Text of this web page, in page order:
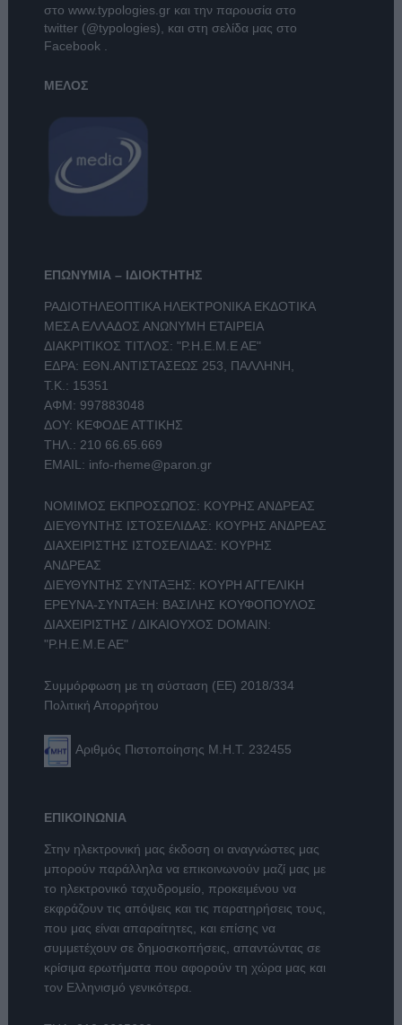
στο www.typologies.grκαι την παρουσία στο
twitter (@typologies) , και στη σελίδα μας στο
Facebook
ΜΕΛΟΣ
ΕΠΩΝΥΜΙΑ – ΙΔΙΟΚΤΗΤΗΣ
ΡΑΔΙΟΤΗΛΕΟΠΤΙΚΑ ΗΛΕΚΤΡΟΝΙΚΑ ΕΚΔΟΤΙΚΑ
ΜΕΣΑ ΕΛΛΑΔΟΣ ΑΝΩΝΥΜΗ ΕΤΑΙΡΕΙΑ
ΔΙΑΚΡΙΤΙΚΟΣ ΤΙΤΛΟΣ: "Ρ.Η.Ε.Μ.Ε ΑΕ"
ΕΔΡΑ: ΕΘΝ.ΑΝΤΙΣΤΑΣΕΩΣ 253, ΠΑΛΛΗΝΗ,
Τ.Κ.: 15351
ΑΦΜ: 997883048
ΔΟΥ: ΚΕΦΟΔΕ ΑΤΤΙΚΗΣ
ΤΗΛ.: 210 66.65.669
EMAIL: info-rheme@paron.gr
ΝΟΜΙΜΟΣ ΕΚΠΡΟΣΩΠΟΣ: ΚΟΥΡΗΣ ΑΝΔΡΕΑΣ
ΔΙΕΥΘΥΝΤΗΣ ΙΣΤΟΣΕΛΙΔΑΣ: ΚΟΥΡΗΣ ΑΝΔΡΕΑΣ
ΔΙΑΧΕΙΡΙΣΤΗΣ ΙΣΤΟΣΕΛΙΔΑΣ: ΚΟΥΡΗΣ
ΑΝΔΡΕΑΣ
ΔΙΕΥΘΥΝΤΗΣ ΣΥΝΤΑΞΗΣ: ΚΟΥΡΗ ΑΓΓΕΛΙΚΗ
ΕΡΕΥΝΑ-ΣΥΝΤΑΞΗ: ΒΑΣΙΛΗΣ ΚΟΥΦΟΠΟΥΛΟΣ
ΔΙΑΧΕΙΡΙΣΤΗΣ / ΔΙΚΑΙΟΥΧΟΣ DOMAIN:
"Ρ.Η.Ε.Μ.Ε ΑΕ"
Συμμόρφωση με τη σύσταση (ΕΕ) 2018/334
Πολιτική Απορρήτου
Αριθμός Πιστοποίησης Μ.Η.Τ. 232455
ΕΠΙΚΟΙΝΩΝΙΑ
Στην ηλεκτρονική μας έκδοση οι αναγνώστες μας
μπορούν παράλληλα να επικοινωνούν μαζί μας με
το ηλεκτρονικό ταχυδρομείο, προκειμένου να
εκφράζουν τις απόψεις και τις παρατηρήσεις τους,
που μας είναι απαραίτητες, και επίσης να
συμμετέχουν σε δημοσκοπήσεις, απαντώντας σε
κρίσιμα ερωτήματα που αφορούν τη χώρα μας και
τον Ελληνισμό γενικότερα.